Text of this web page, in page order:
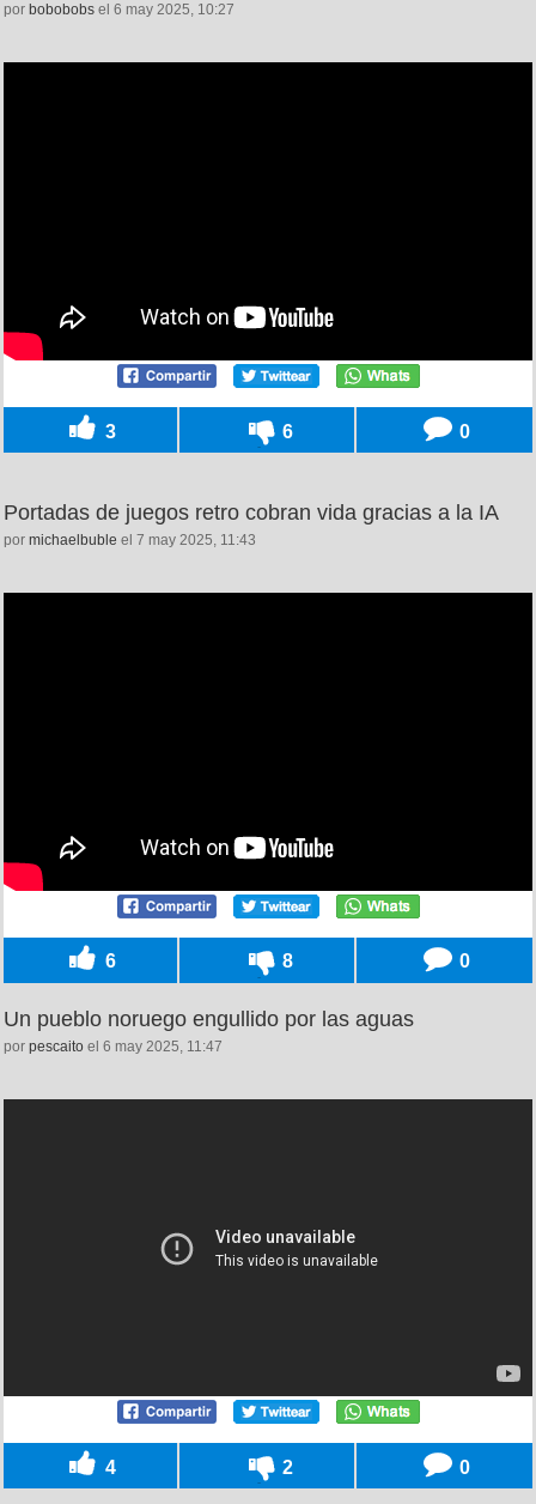
por bobobobs el 6 may 2025, 10:27
3 6 0
Portadas de juegos retro cobran vida gracias a la IA
por michaelbuble el 7 may 2025, 11:43
6 8 0
Un pueblo noruego engullido por las aguas
por pescaito el 6 may 2025, 11:47
4 2 0